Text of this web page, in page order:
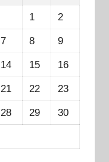
1 2
7 8 9
14 15 16
21 22 23
28 29 30